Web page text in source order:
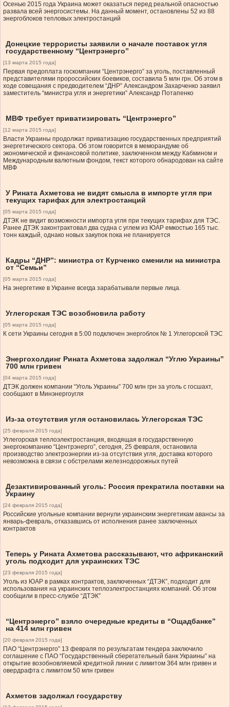
Осенью 2015 года Украина может оказаться перед реальной опасностью
развала всей энергосистемы. На данный момент, остановлены 52 из 88
энергоблоков тепловых электростанций
Донецкие террористы заявили о начале поставок угля
государственному “Центрэнерго”
[13 марта 2015 года]
Первая предоплата госкомпании “Центрэнерго” за уголь, поставленный
представителями пророссийских боевиков, составила 5 млн грн. Об этом в
ходе совещания с предводителем “ДНР” Александром Захарченко заявил
заместитель “министра угля и энергетики” Александр Потапенко
МВФ требует приватизировать “Центрэнерго”
[12 марта 2015 года]
Власти Украины продолжат приватизацию государственных предприятий
энергетического сектора. Об этом говорится в меморандуме об
экономической и финансовой политике, заключенном между Кабмином и
Международным валютным фондом, текст которого обнародован на сайте
МВФ
У Рината Ахметова не видят смысла в импорте угля при
текущих тарифах для электростанций
[05 марта 2015 года]
ДТЭК не видит возможности импорта угля при текущих тарифах для ТЭС.
Ранее ДТЭК законтрактовал два судна с углем из ЮАР емкостью 165 тыс.
тонн каждый, однако новых закупок пока не планируется
Кадры “ДНР”: министра от Курченко сменили на министра
от “Семьи”
[05 марта 2015 года]
На энергетике в Украине всегда зарабатывали первые лица.
Углегорская ТЭС возобновила работу
[05 марта 2015 года]
К сети Украины сегодня в 5:00 подключен энергоблок № 1 Углегорской ТЭС
Энергохолдинг Рината Ахметова задолжал “Углю Украины”
700 млн гривен
[04 марта 2015 года]
ДТЭК должен компании “Уголь Украины” 700 млн грн за уголь с госшахт,
сообщают в Минэнергоугля
Из-за отсутствия угля остановилась Углегорская ТЭС
[25 февраля 2015 года]
Углегорская теплоэлектростанция, входящая в государственную
энергокомпанию “Центрэнерго”, сегодня, 25 февраля, остановила
производство электроэнергии из-за отсутствия угля, доставка которого
невозможна в связи с обстрелами железнодорожных путей
Дезактивированный уголь: Россия прекратила поставки на
Украину
[24 февраля 2015 года]
Российские угольные компании вернули украинским энергетикам авансы за
январь-февраль, отказавшись от исполнения ранее заключенных
контрактов
Теперь у Рината Ахметова рассказывают, что африканский
уголь подходит для украинских ТЭС
[23 февраля 2015 года]
Уголь из ЮАР в рамках контрактов, заключенных “ДТЭК”, подходит для
использования на украинских теплоэлектростанциях компаний. Об этом
сообщили в пресс-службе “ДТЭК”
“Центрэнерго” взяло очередные кредиты в “Ощадбанке”
на 414 млн гривен
[20 февраля 2015 года]
ПАО “Центрэнерго” 13 февраля по результатам тендера заключило
соглашение с ПАО “Государственный сберегательный банк Украины” на
открытие возобновляемой кредитной линии с лимитом 364 млн гривен и
овердрафта с лимитом 50 млн гривен
Ахметов задолжал государству